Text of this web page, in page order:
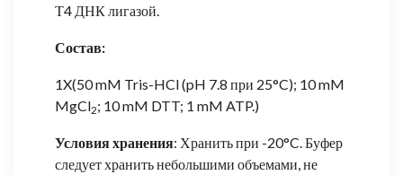
Т4 ДНК лигазой.
Состав:
1X(50 mM Tris-HCl (pH 7.8 при 25°C); 10 mM
MgCl2; 10 mM DTT; 1 mM ATP.)
Условия хранения: Хранить при -20°C. Буфер
следует хранить небольшими объемами, не